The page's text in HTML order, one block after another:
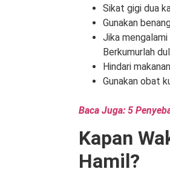
Sikat gigi dua
Gunakan
Jika
Berkumurlah
Hindari
Gunakan obat
Baca Juga: 5
Kapan
Hamil?